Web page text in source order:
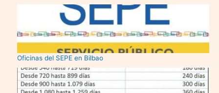
Oficinas del SEPE en Bilbao